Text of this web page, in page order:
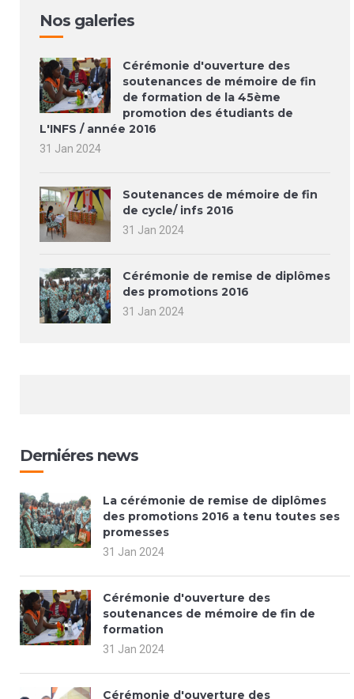
Nos galeries
Cérémonie d'ouverture des
soutenances de mémoire de fin
de formation de la 45ème
promotion des étudiants de
L'INFS / année 2016
31 Jan 2024
Soutenances de mémoire de fin
de cycle/ infs 2016
31 Jan 2024
Cérémonie de remise de diplômes
des promotions 2016
31 Jan 2024
Derniéres news
La cérémonie de remise de diplômes
des promotions 2016 a tenu toutes ses
promesses
31 Jan 2024
Cérémonie d'ouverture des
soutenances de mémoire de fin de
formation
31 Jan 2024
Cérémonie d'ouverture des